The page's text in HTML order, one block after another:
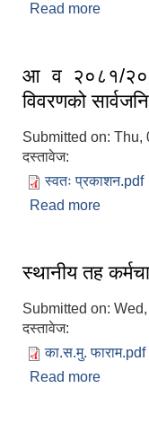
Read more
आ व २०८१/
विवरणको
Submitted on: Thu,
दस्तावेज:
स्वतः प्रकाशन.pdf
Read more
स्थानीय तह
Submitted on:
दस्तावेज:
का.स.मु. फाराम.pdf
Read more